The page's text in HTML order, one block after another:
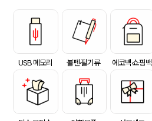
USB 메모리 볼펜·필기류 에코백·쇼핑백